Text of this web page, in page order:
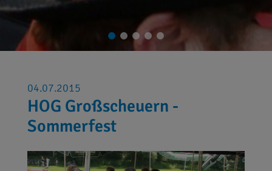
04.07.2015
HOG Großscheuern -
Sommerfest